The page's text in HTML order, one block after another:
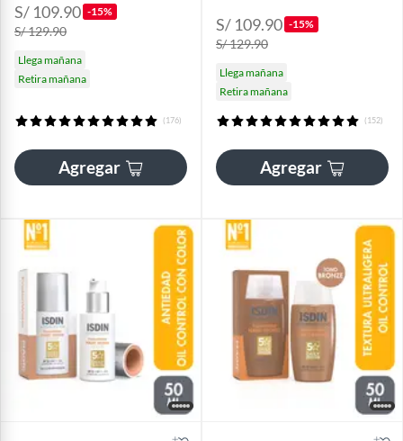
S/ 109.90 -15%
S/ 129.90
Llega mañana
Retira mañana
(176)
Agregar
S/ 109.90 -15%
S/ 129.90
Llega mañana
Retira mañana
(152)
Agregar